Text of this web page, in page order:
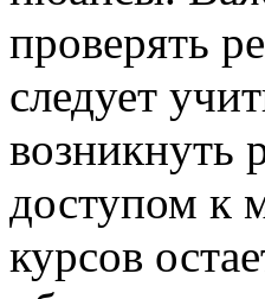
проверять
следует
возникнуть
доступом к
курсов